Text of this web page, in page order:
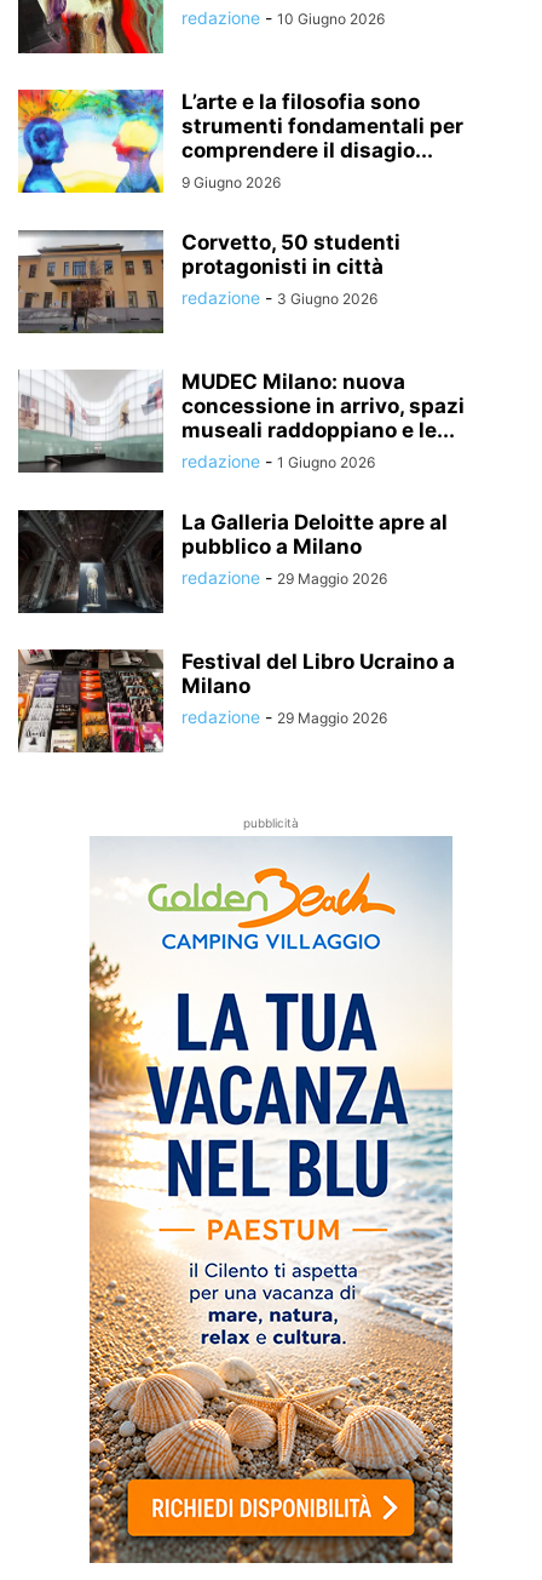
redazione - 10 Giugno 2026
L’arte e la filosofia sono
strumenti fondamentali per
comprendere il disagio...
9 Giugno 2026
Corvetto, 50 studenti
protagonisti in città
redazione - 3 Giugno 2026
MUDEC Milano: nuova
concessione in arrivo, spazi
museali raddoppiano e le...
redazione - 1 Giugno 2026
La Galleria Deloitte apre al
pubblico a Milano
redazione - 29 Maggio 2026
Festival del Libro Ucraino a
Milano
redazione - 29 Maggio 2026
pubblicità